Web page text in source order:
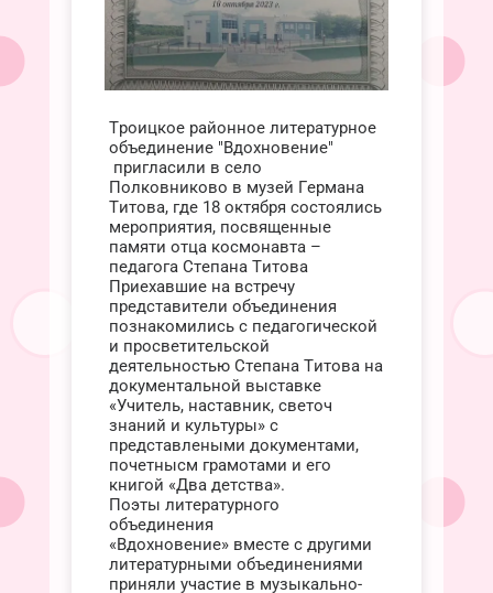
Троицкое районное литературное
объединение "Вдохновение"
пригласили в село
Полковниково в музей Германа
Титова, где 18 октября состоялись
мероприятия, посвященные
памяти отца космонавта –
педагога Степана Титова
Приехавшие на встречу
представители объединения
познакомились с педагогической
и просветительской
деятельностью Степана Титова на
документальной выставке
«Учитель, наставник, светоч
знаний и культуры» с
представлеными документами,
почетнысм грамотами и его
книгой «Два детства».
Поэты литературного
объединения
«Вдохновение» вместе с другими
литературными объединениями
приняли участие в музыкально-